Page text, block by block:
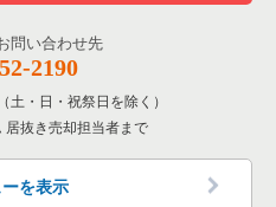
問い合わせ先
2190
土・日・祝祭日を除く）
居抜き売却担当者まで
ーを表示